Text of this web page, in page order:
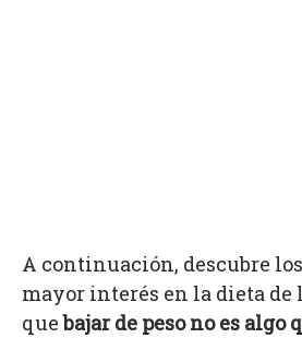
A continuación, descubre
mayor interés en la dieta de
quebajar de peso no es algo